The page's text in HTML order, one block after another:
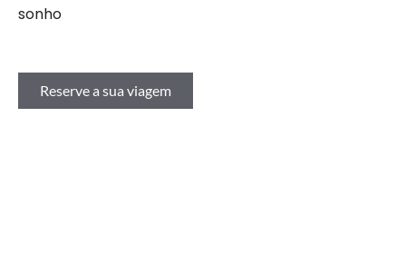
sonho
Reserve a sua viagem